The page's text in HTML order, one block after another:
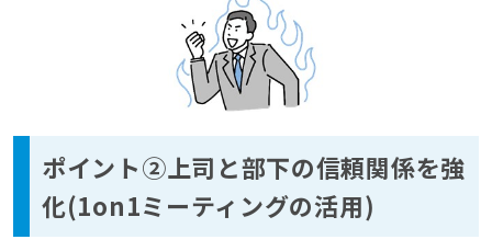
ポイント②上司と部下の信頼関係を強
化(1on1ミーティングの活用)